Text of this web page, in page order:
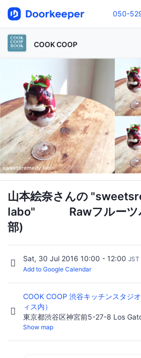
050-
COOK COOP
山本絵奈さんの
labo" Rawフルーツ
部)
Sat, 30 Jul 2016 10:00 - 12:00 JST
Add to Google Calendar
COOK COOP 渋谷キッチンスタジ
ィス内）
東京都渋谷区神宮前5-27-8 Los
Show map